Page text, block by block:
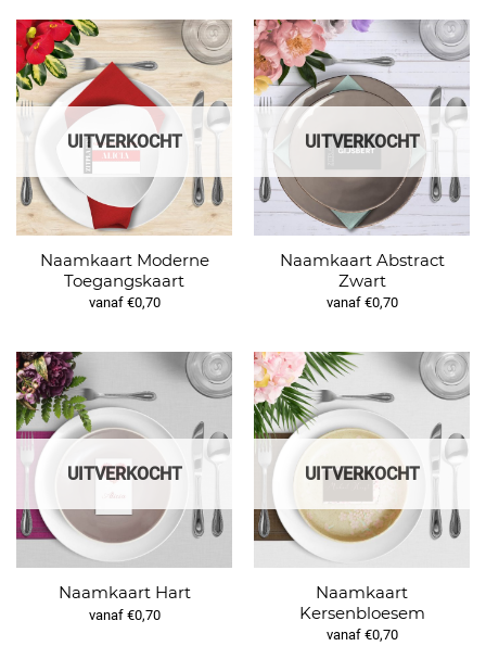
UITVERKOCHT
Naamkaart Moderne
Toegangskaart
vanaf €0,70
UITVERKOCHT
Naamkaart Abstract
Zwart
vanaf €0,70
UITVERKOCHT
Naamkaart Hart
vanaf €0,70
UITVERKOCHT
Naamkaart
Kersenbloesem
vanaf €0,70